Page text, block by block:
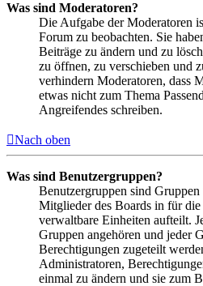
Was sind Moderatoren?
Die Aufgabe der Moderatoren
Forum zu beobachten. Sie
Beiträge zu ändern und zu
zu öffnen, zu verschieben und
verhindern Moderatoren, dass
etwas nicht zum Thema
Angreifendes schreiben.
Nach oben
Was sind Benutzergruppen?
Benutzergruppen sind
Mitglieder des Boards in für
verwaltbare Einheiten aufteilt.
Gruppen angehören und jeder
Berechtigungen zugeteilt
Administratoren,
einmal zu ändern und sie zum